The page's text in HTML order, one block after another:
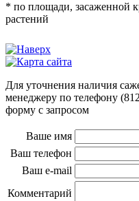
* по площади, засаженной
растений
Для уточнения наличия
менеджеру по телефону
форму с запросом
Ваше имя
Ваш телефон
Ваш e-mail
Комментарий